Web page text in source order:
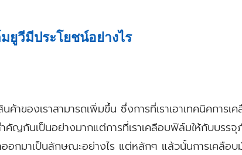
ยูวีมีประโยชน์อย่างไร
ค้าของเราสามารถเพิ่มขึ้น ซึ่งการที่เราเอาเทคนิคการ
คัญกันเป็นอย่างมากแต่การที่เราเคลือบฟิล์มให้กับบร
อกมาเป็นลักษณะอย่างไร แต่หลักๆ แล้วนั้นการเคลือบ